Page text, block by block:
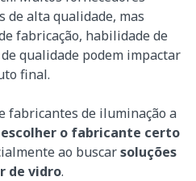
de alta qualidade, mas
fabricação, habilidade de
qualidade podem impactar
final.
fabricantes de iluminação a
o fabricante certo
ao buscarsoluções
de vidro.